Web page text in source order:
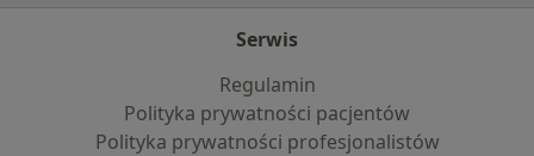
Serwis
Regulamin
Polityka prywatności pacjentów
Polityka prywatności profesjonalistów